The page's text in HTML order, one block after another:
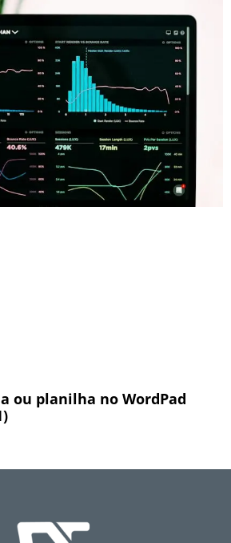
ou planilha no WordPad